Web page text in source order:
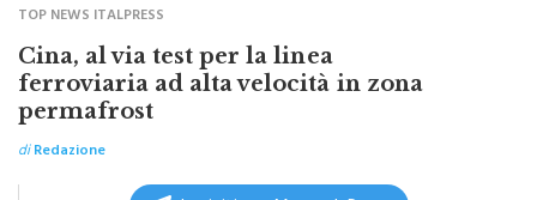
TOP NEWS ITALPRESS
Cina, al via test per la linea
ferroviaria ad alta velocità in zona
permafrost
di